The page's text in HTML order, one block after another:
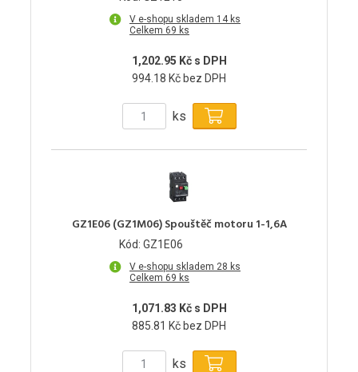
V e-shopu skladem 14 ks
Celkem 69 ks
1,202.95 Kč s DPH
994.18 Kč bez DPH
ks
GZ1E06 (GZ1M06) Spouštěč motoru 1-1,6A
Kód: GZ1E06
V e-shopu skladem 28 ks
Celkem 69 ks
1,071.83 Kč s DPH
885.81 Kč bez DPH
ks